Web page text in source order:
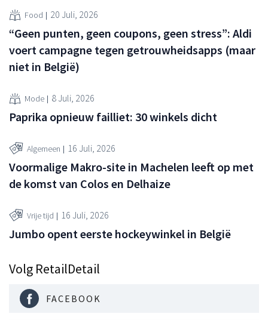
Food 20 Juli, 2026
“Geen punten, geen coupons, geen stress”: Aldi
voert campagne tegen getrouwheidsapps (maar
niet in België)
Mode 8 Juli, 2026
Paprika opnieuw failliet: 30 winkels dicht
Algemeen 16 Juli, 2026
Voormalige Makro-site in Machelen leeft op met
de komst van Colos en Delhaize
Vrije tijd 16 Juli, 2026
Jumbo opent eerste hockeywinkel in België
Volg RetailDetail
FACEBOOK